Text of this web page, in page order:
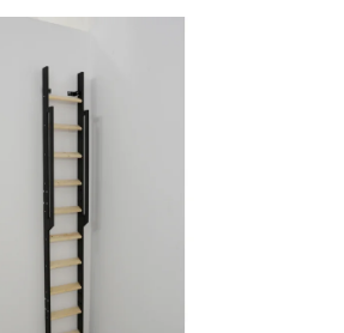
von Cookies
Allgemeinen Geschäftsbedingungen